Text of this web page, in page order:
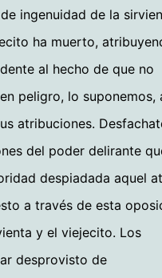
ingenuidad de la
ha muerto,
al hecho de que no
peligro, lo suponemos,
atribuciones.
del poder delirante
despiadada aquel
a través de esta
y el viejecito. Los
desprovisto de